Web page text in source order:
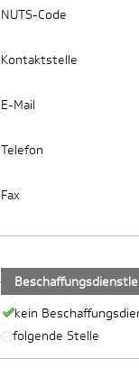
NUTS-Code
Kontaktstelle
E-Mail
Telefon
Fax
kein
folgende Stelle